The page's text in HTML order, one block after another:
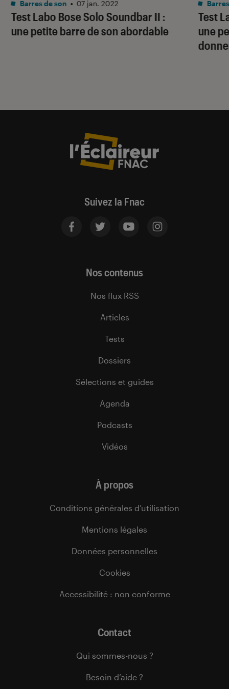
Test Labo Bose Solo Soundbar II :
une petite barre de son abordable
Barres de son • 07 jan. 2022
Test
une
Suivez la Fnac
Nos contenus
Nos flux RSS
Articles
Tests
Dossiers
Sélections et guides
Agenda
Podcasts
Vidéos
À propos
Conditions générales d’utilisation
Mentions légales
Données personnelles
Cookies
Accessibilité : non conforme
Contact
Qui sommes-nous ?
Besoin d’aide ?